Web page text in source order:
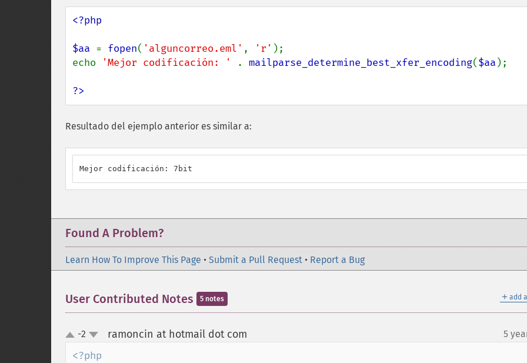
<?php
$aa = fopen( 'alguncorreo.eml' , 'r' );
echo
'Mejor codificación: ' . mailparse_determine_best_xfer_encoding($aa );
?>
Resultado del ejemplo anterior es similar a:
Mejor codificación: 7bit
Found A Problem?
Learn How To Improve This Page • Submit a Pull Request • Report a Bug
＋ add
User Contributed Notes 5 notes
up
down
-2 ramoncin at hotmail dot com 5
<?php